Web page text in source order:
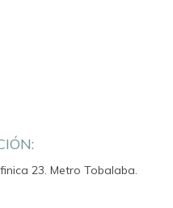
23. Metro Tobalaba.